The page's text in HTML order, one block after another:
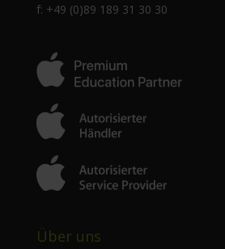
f: +49 (0)89 189 31 30 30
Über uns